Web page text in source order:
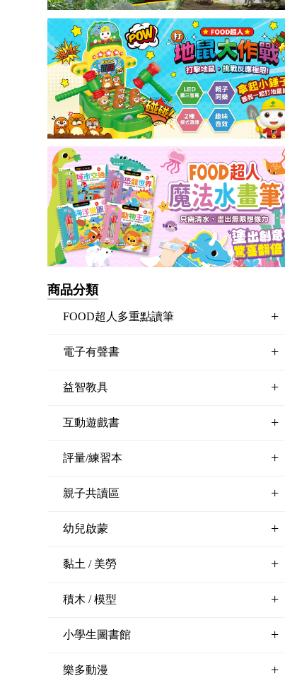
商品分類
FOOD超人多重點讀筆 +
電子有聲書 +
益智教具 +
互動遊戲書 +
評量/練習本 +
親子共讀區 +
幼兒啟蒙 +
黏土 / 美勞 +
積木 / 模型 +
小學生圖書館 +
樂多動漫 +